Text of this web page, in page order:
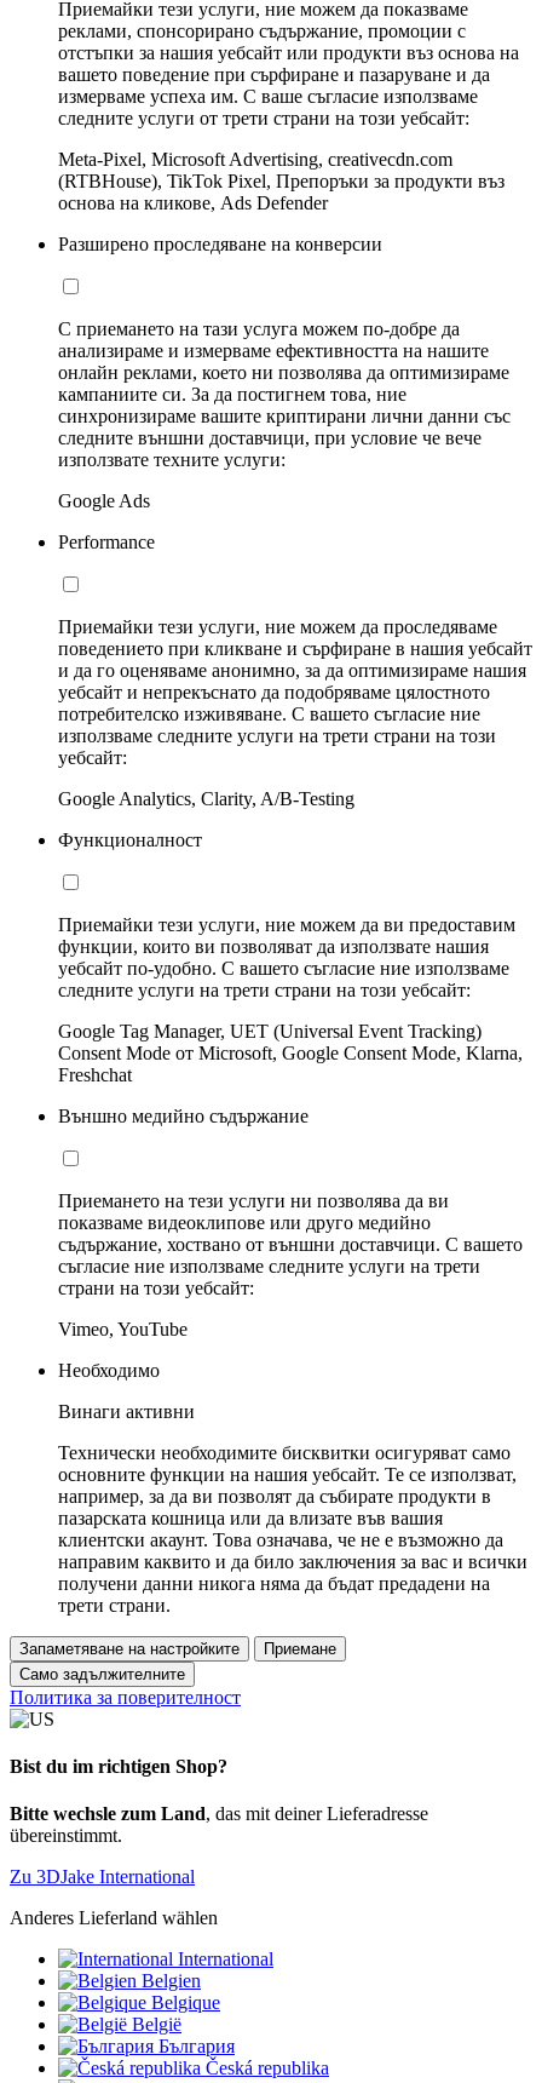
Приемайки тези услуги, ние можем да показваме
реклами, спонсорирано съдържание, промоции с
отстъпки за нашия уебсайт или продукти въз основа на
вашето поведение при сърфиране и пазаруване и да
измерваме успеха им. С ваше съгласие използваме
следните услуги от трети страни на този уебсайт:
Meta-Pixel, Microsoft Advertising, creativecdn.com
(RTBHouse), TikTok Pixel, Препоръки за продукти въз
основа на кликове, Ads Defender
Разширено проследяване на конверсии
С приемането на тази услуга можем по-добре да
анализираме и измерваме ефективността на нашите
онлайн реклами, което ни позволява да оптимизираме
кампаниите си. За да постигнем това, ние
синхронизираме вашите криптирани лични данни със
следните външни доставчици, при условие че вече
използвате техните услуги:
Google Ads
Performance
Приемайки тези услуги, ние можем да проследяваме
поведението при кликване и сърфиране в нашия уебсайт
и да го оценяваме анонимно, за да оптимизираме нашия
уебсайт и непрекъснато да подобряваме цялостното
потребителско изживяване. С вашето съгласие ние
използваме следните услуги на трети страни на този
уебсайт:
Google Analytics, Clarity, A/B-Testing
Функционалност
Приемайки тези услуги, ние можем да ви предоставим
функции, които ви позволяват да използвате нашия
уебсайт по-удобно. С вашето съгласие ние използваме
следните услуги на трети страни на този уебсайт:
Google Tag Manager, UET (Universal Event Tracking)
Consent Mode от Microsoft, Google Consent Mode, Klarna,
Freshchat
Външно медийно съдържание
Приемането на тези услуги ни позволява да ви
показваме видеоклипове или друго медийно
съдържание, хоствано от външни доставчици. С вашето
съгласие ние използваме следните услуги на трети
страни на този уебсайт:
Vimeo, YouTube
Необходимо
Винаги активни
Технически необходимите бисквитки осигуряват само
основните функции на нашия уебсайт. Те се използват,
например, за да ви позволят да събирате продукти в
пазарската кошница или да влизате във вашия
клиентски акаунт. Това означава, че не е възможно да
направим каквито и да било заключения за вас и всички
получени данни никога няма да бъдат предадени на
трети страни.
Запаметяване на настройките
Приемане
Само задължителните
Политика за поверителност
Bist du im richtigen Shop?
Bitte wechsle zum Land, das mit deiner Lieferadresse
übereinstimmt.
Zu 3DJake International
Anderes Lieferland wählen
International
Belgien
Belgique
België
България
Česká republika